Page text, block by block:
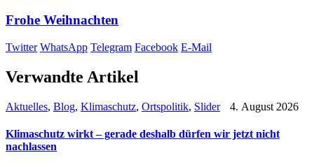
Frohe Weihnachten
Twitter WhatsApp Telegram Facebook E-Mail
Verwandte Artikel
Aktuelles, Blog, Klimaschutz, Ortspolitik, Slider 4. August 2026
Klimaschutz wirkt – gerade deshalb dürfen wir jetzt nicht
nachlassen